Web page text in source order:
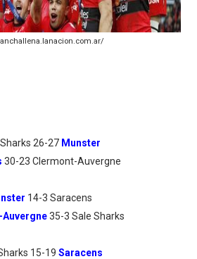
de saltos 2026 (París,
26-27 Munster
30-23 Clermont-Auvergne
14-3 Saracens
35-3 Sale Sharks
15-19 Saracens